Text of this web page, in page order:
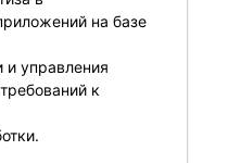
на базе
и управления
к